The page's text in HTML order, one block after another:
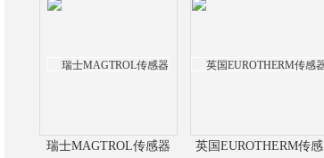
瑞士MAGTROL传感器
英国EUROTHERM传感